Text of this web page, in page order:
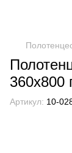
360х800
Артикул: 10-